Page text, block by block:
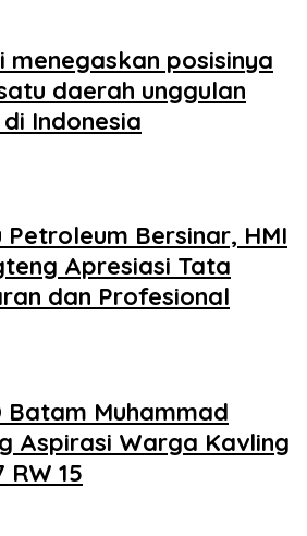
posisinya
daerah unggulan
Indonesia
Petroleum Bersinar, HMI
Apresiasi Tata
dan Profesional
Batam Muhammad
Aspirasi Warga Kavling
RW 15